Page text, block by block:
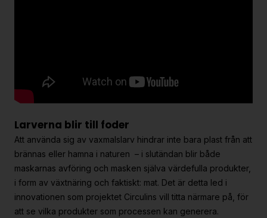
Larverna blir till foder
Att använda sig av vaxmalslarv hindrar inte bara plast från att
brännas eller hamna i naturen – i slutändan blir både
maskarnas avföring och masken själva värdefulla produkter,
i form av växtnäring och faktiskt: mat. Det är detta led i
innovationen som projektet Circulins vill titta närmare på, för
att se vilka produkter som processen kan generera.